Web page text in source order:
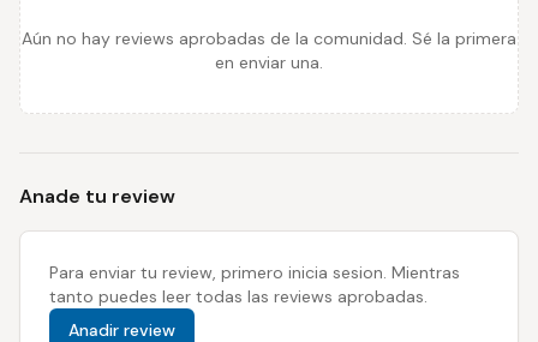
Aún no hay reviews aprobadas de la comunidad. Sé la primera
en enviar una.
Anade tu review
Para enviar tu review, primero inicia sesion. Mientras
tanto puedes leer todas las reviews aprobadas.
Anadir review